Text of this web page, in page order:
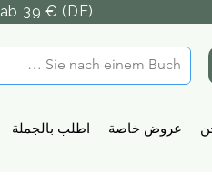
39 € (DE)
اطلب بالجملة عروض خاصة